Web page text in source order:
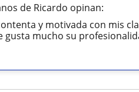
de Ricardo opinan:
y motivada con mis
gusta mucho su